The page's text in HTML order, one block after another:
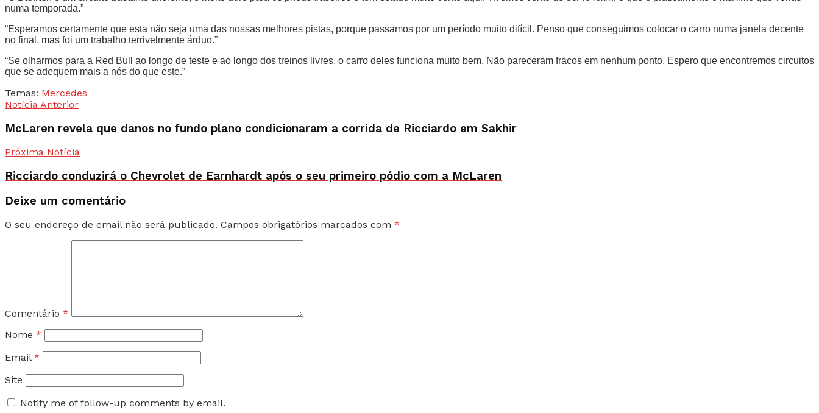
numa temporada.”
“Esperamos certamente que esta não seja uma das nossas melhores pistas, porque passamos por um período muito difícil. Penso que conseguimos colocar o carro numa janela decente
no final, mas foi um trabalho terrivelmente árduo.”
“Se olharmos para a Red Bull ao longo de teste e ao longo dos treinos livres, o carro deles funciona muito bem. Não pareceram fracos em nenhum ponto. Espero que encontremos circuitos
que se adequem mais a nós do que este.”
Temas: Mercedes
Notícia Anterior
McLaren revela que danos no fundo plano condicionaram a corrida de Ricciardo em Sakhir
Próxima Notícia
Ricciardo conduzirá o Chevrolet de Earnhardt após o seu primeiro pódio com a McLaren
Deixe um comentário
O seu endereço de email não será publicado. Campos obrigatórios marcados com *
Comentário *
Nome *
Email *
Site
Notify me of follow-up comments by email.